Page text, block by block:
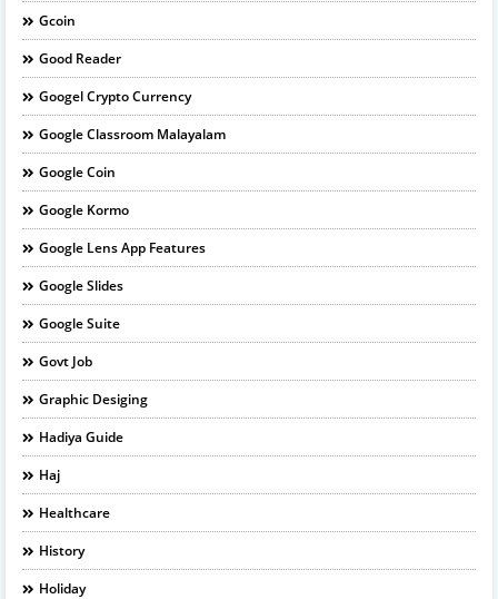
Gcoin
Good Reader
Googel Crypto Currency
Google Classroom Malayalam
Google Coin
Google Kormo
Google Lens App Features
Google Slides
Google Suite
Govt Job
Graphic Desiging
Hadiya Guide
Haj
Healthcare
History
Holiday